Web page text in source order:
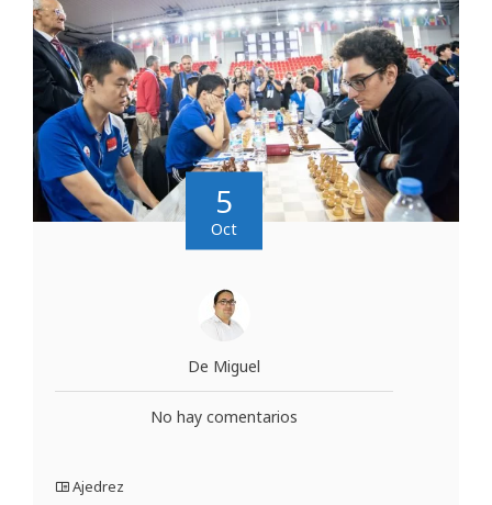
5
Oct
De Miguel
No hay comentarios
Ajedrez